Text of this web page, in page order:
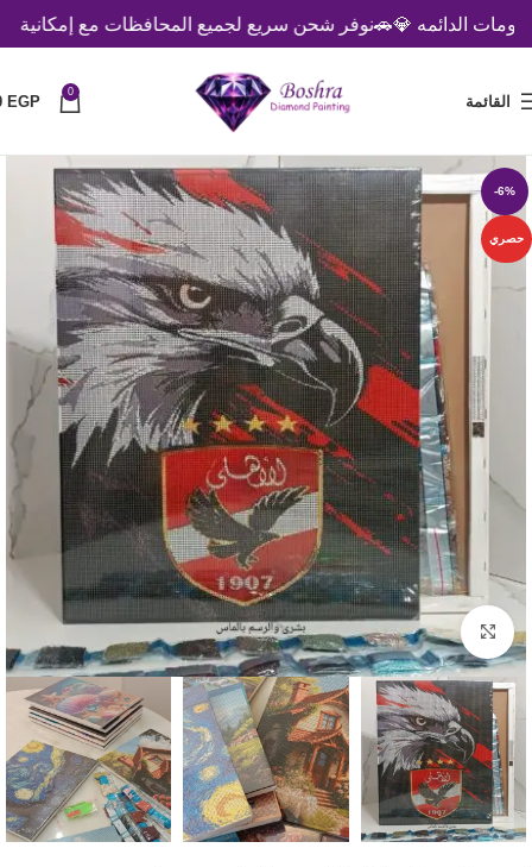
🚗نوفر شحن سريع لجميع المحافظات مع إمكانية الدفعالدائمه 💎
القائمة
0
EGP
-6%
حصري
اضغط للتكبير